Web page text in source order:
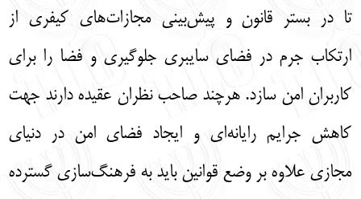
تا در بستر قانون و پیش‌بینی ‌مجازات‌های کیفری از
ارتکاب جرم در فضای سایبری جلوگیری و فضا را برای
کاربران امن سازد. هرچند صاحب نظران عقیده دارند جهت
کاهش جرایم رایانه‌ای و ایجاد فضای امن در دنیای
مجازی علاوه بر وضع قوانین باید به فرهنگ‌سازی گسترده